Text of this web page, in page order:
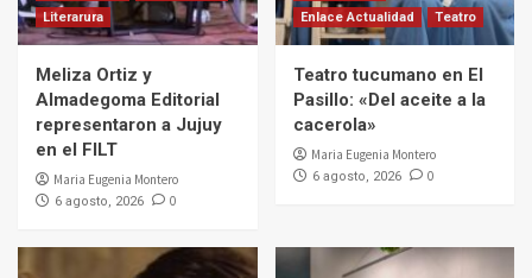
Literarura
Meliza Ortiz y
Almadegoma Editorial
representaron a Jujuy
en el FILT
Maria Eugenia Montero
6 agosto, 2026 0
Enlace Actualidad
Teatro
Teatro tucumano en El
Pasillo: «Del aceite a la
cacerola»
Maria Eugenia Montero
6 agosto, 2026 0